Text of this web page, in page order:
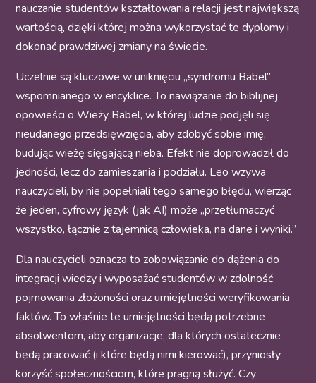
nauczanie studentów kształtowania relacji jest największą
wartością, dzięki której można wykorzystać te dyplomy i
dokonać prawdziwej zmiany na świecie.
Uczelnie są kluczowe w uniknięciu „syndromu Babel”
wspomnianego w encyklice. To nawiązanie do biblijnej
opowieści o Wieży Babel, w której ludzie podjęli się
nieudanego przedsięwzięcia, aby zdobyć sobie imię,
budując wieżę sięgającą nieba. Efekt nie doprowadził do
jedności, lecz do zamieszania i podziału. Leo wzywa
nauczycieli, by nie popełniali tego samego błędu, wierząc
że jeden, cyfrowy język (jak AI) może „przetłumaczyć
wszystko, łącznie z tajemnicą człowieka, na dane i wyniki.”
Dla nauczycieli oznacza to zobowiązanie do dążenia do
integracji wiedzy i wyposażać studentów w zdolność
pojmowania złożoności oraz umiejętności weryfikowania
faktów. To właśnie te umiejętności będą potrzebne
absolwentom, aby organizacje, dla których ostatecznie
będą pracować (i które będą nimi kierować), przyniosły
korzyść społecznościom, które pragną służyć. Czy